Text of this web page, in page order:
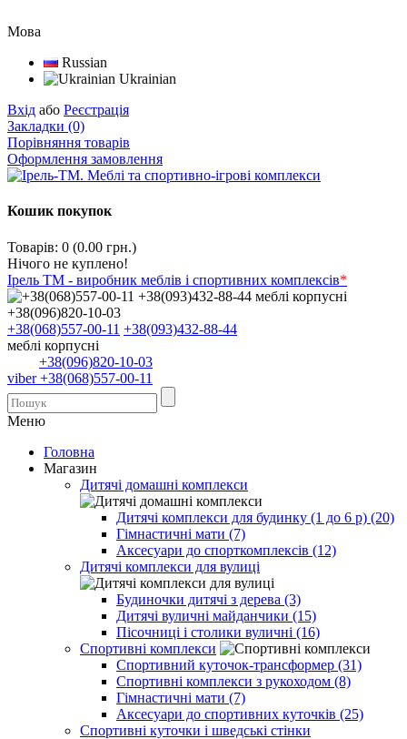
Мова
Russian
Ukrainian
Вхід або Реєстрація
Закладки (0)
Порівняння товарів
Оформлення замовлення
Кошик покупок
Товарів: 0 (0.00 грн.)
Нічого не куплено!
Ірель ТМ - виробник меблів і спортивних комплексів*
+38(068)557-00-11 +38(093)432-88-44
меблі корпусні
+38(096)820-10-03
viber +38(068)557-00-11
Меню
Головна
Магазин
Дитячі домашні комплекси
Дитячі комплекси для будинку (1 до 6 р) (20)
Гімнастичні мати (7)
Аксесуари до спорткомплексів (12)
Дитячі комплекси для вулиці
Будиночки дитячі з дерева (3)
Дитячі вуличні майданчики (15)
Пісочниці і столики вуличні (16)
Спортивні комплекси
Спортивний куточок-трансформер (31)
Спортивні комплекси з рукоходом (8)
Гімнастичні мати (7)
Аксесуари до спортивних куточків (25)
Спортивні куточки і шведські стінки